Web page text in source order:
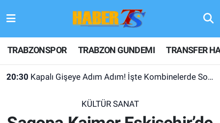
TRABZONSPOR TRABZON GUNDEMI TRANSFER
20:30 Kapalı Gişeye Adım Adım! İşte Kombinelerde Son Durum
KÜLTÜR SANAT
TRABZONSPOR
TRABZON GUNDEMI
Hava Durumu
Trafik Durumu